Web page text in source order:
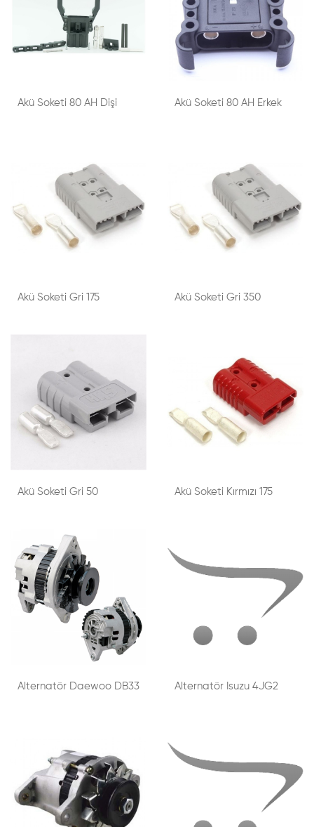
Akü Soketi 80 AH Dişi Akü Soketi 80 AH Erkek
Akü Soketi Gri 175 Akü Soketi Gri 350
Akü Soketi Gri 50 Akü Soketi Kırmızı 175
Alternatör Daewoo DB33 Alternatör Isuzu 4JG2